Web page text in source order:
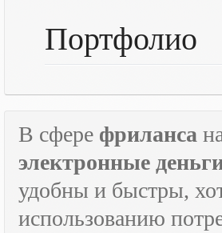
Портфолио
В сфере фриланса
электронные
удобны и быстры,
использованию